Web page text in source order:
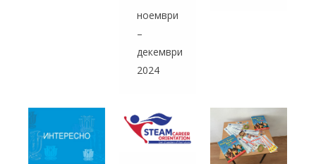
ноември
–
декември
2024